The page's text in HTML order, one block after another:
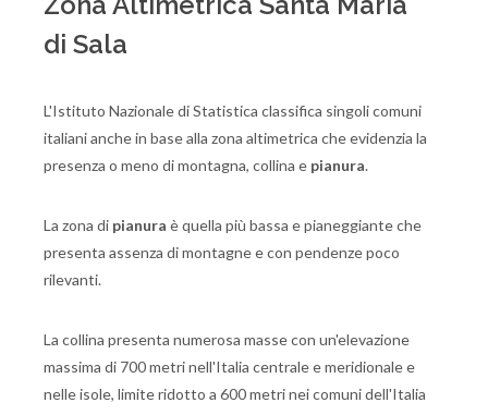
di Sala
L'Istituto Nazionale di Statistica classifica singoli comuni
italiani anche in base alla zona altimetrica che evidenzia la
presenza o meno di montagna, collina e pianura.
La zona di pianura è quella più bassa e pianeggiante che
presenta assenza di montagne e con pendenze poco
rilevanti.
La collina presenta numerosa masse con un'elevazione
massima di 700 metri nell'Italia centrale e meridionale e
nelle isole, limite ridotto a 600 metri nei comuni dell'Italia